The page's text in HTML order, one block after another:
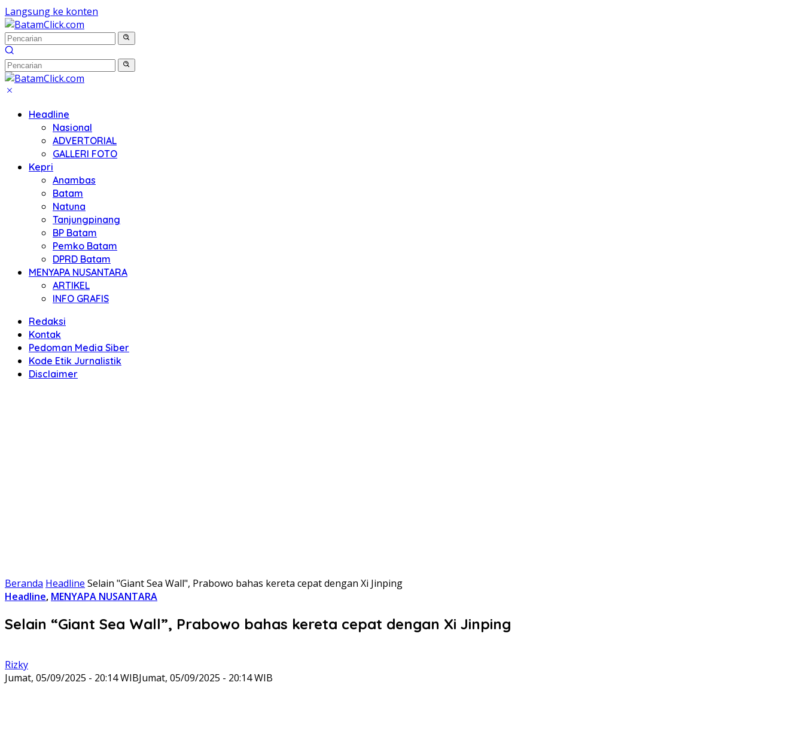
Langsung ke konten
Headline
Nasional
ADVERTORIAL
GALLERI FOTO
Kepri
Anambas
Batam
Natuna
Tanjungpinang
BP Batam
Pemko Batam
DPRD Batam
MENYAPA NUSANTARA
ARTIKEL
INFO GRAFIS
Redaksi
Kontak
Pedoman Media Siber
Kode Etik Jurnalistik
Disclaimer
Beranda Headline Selain "Giant Sea Wall", Prabowo bahas kereta cepat dengan Xi Jinping
Headline, MENYAPA NUSANTARA
Selain “Giant Sea Wall”, Prabowo bahas kereta cepat dengan Xi Jinping
Rizky
Jumat, 05/09/2025 - 20:14 WIBJumat, 05/09/2025 - 20:14 WIB